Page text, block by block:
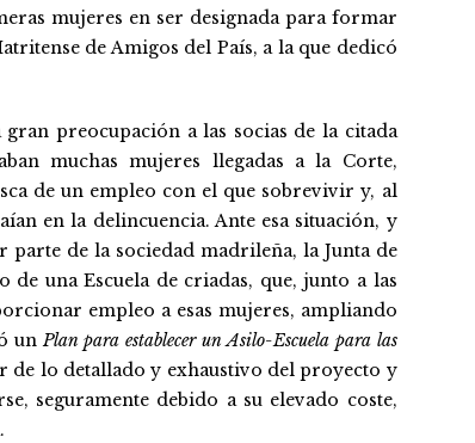
mujeres en ser designada para formar
de Amigos del País, a la que dedicó
preocupación a las socias de la citada
muchas mujeres llegadas a la Corte,
de un empleo con el que sobrevivir y, al
en la delincuencia. Ante esa situación, y
de la sociedad madrileña, la Junta de
una Escuela de criadas, que, junto a las
empleo a esas mujeres, ampliando
unPlan para establecer un Asilo-Escuela para las
de lo detallado y exhaustivo del proyecto y
seguramente debido a su elevado coste,